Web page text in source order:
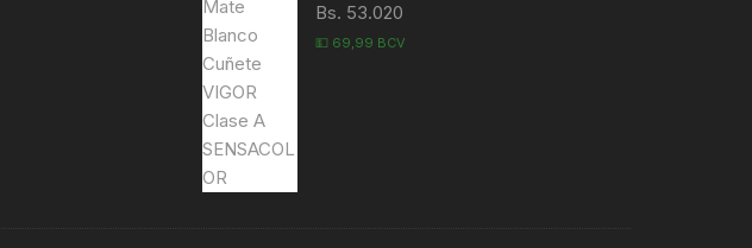
Bs. 53.020
💵 69,99 BCV